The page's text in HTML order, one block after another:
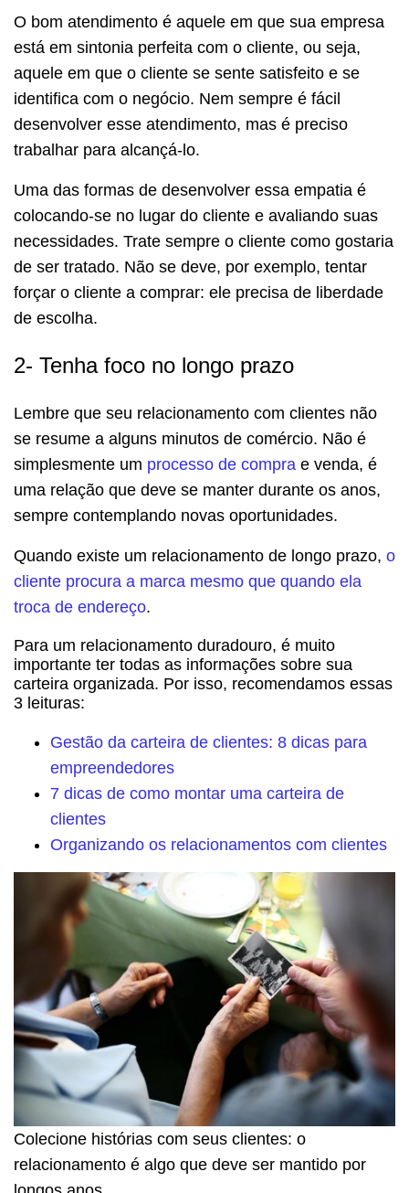
O bom atendimento é aquele em que sua empresa
está em sintonia perfeita com o cliente, ou seja,
aquele em que o cliente se sente satisfeito e se
identifica com o negócio. Nem sempre é fácil
desenvolver esse atendimento, mas é preciso
trabalhar para alcançá-lo.
Uma das formas de desenvolver essa empatia é
colocando-se no lugar do cliente e avaliando suas
necessidades. Trate sempre o cliente como gostaria
de ser tratado. Não se deve, por exemplo, tentar
forçar o cliente a comprar: ele precisa de liberdade
de escolha.
2- Tenha foco no longo prazo
Lembre que seu relacionamento com clientes não
se resume a alguns minutos de comércio. Não é
simplesmente um processo de compra e venda, é
uma relação que deve se manter durante os anos,
sempre contemplando novas oportunidades.
Quando existe um relacionamento de longo prazo, o
cliente procura a marca mesmo que quando ela
troca de endereço.
Para um relacionamento duradouro, é muito
importante ter todas as informações sobre sua
carteira organizada. Por isso, recomendamos essas
3 leituras:
Gestão da carteira de clientes: 8 dicas para
empreendedores
7 dicas de como montar uma carteira de
clientes
Organizando os relacionamentos com clientes
Colecione histórias com seus clientes: o
relacionamento é algo que deve ser mantido por